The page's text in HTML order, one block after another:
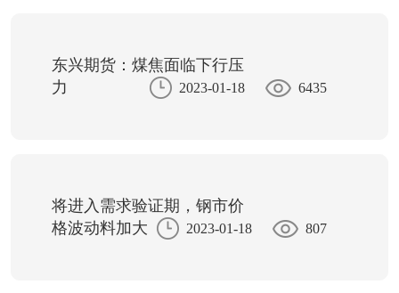
东兴期货：煤焦面临下行压
力
2023-01-18 6435
将进入需求验证期，钢市价
格波动料加大
2023-01-18 807